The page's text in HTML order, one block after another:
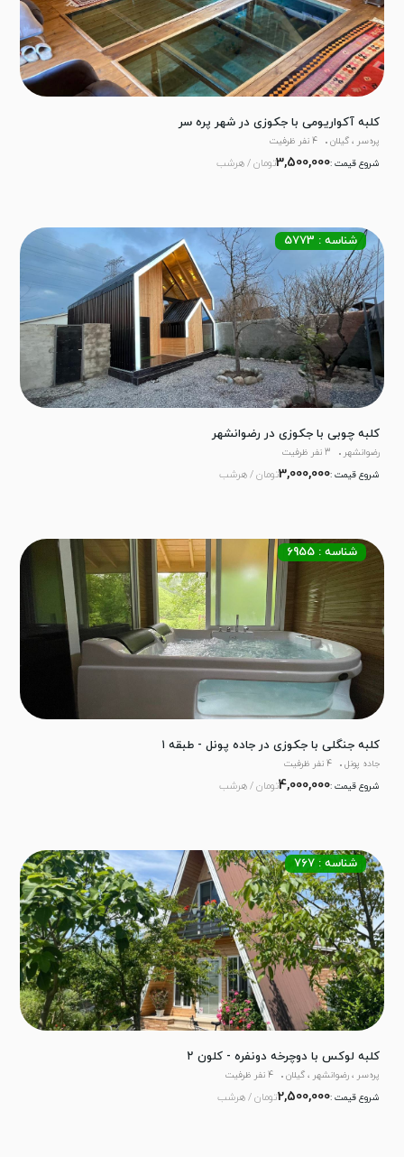
کلبه آکواریومی با جکوزی در شهر پره سر
پره‌سر ، گیلان
4 نفر ظرفیت
شروع قیمت :3,500,000تومان / هرشب
کلبه چوبی با جکوزی در رضوانشهر
شناسه : 5773
رضوانشهر
3 نفر ظرفیت
شروع قیمت :3,000,000تومان / هرشب
کلبه جنگلی با جکوزی در جاده پونل - طبقه ۱
شناسه : 6955
جاده پونل
4 نفر ظرفیت
شروع قیمت :4,000,000تومان / هرشب
کلبه لوکس با دوچرخه دونفره - کلون ۲
شناسه : 767
پره‌سر ، رضوانشهر ، گیلان
4 نفر ظرفیت
شروع قیمت :2,500,000تومان / هرشب